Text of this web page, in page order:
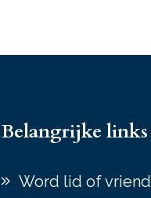
Belangrijke links
Word lid of vriend